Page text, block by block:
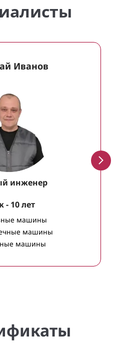
Иванов
инженер
- 10 лет
машины
машины
машины